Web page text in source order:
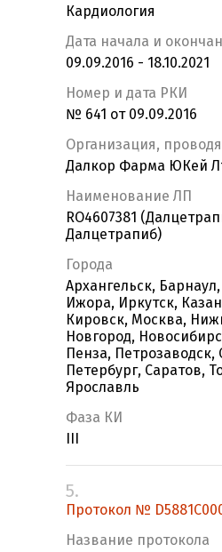
Кардиология
Дата начала и
09.09.2016 - 18.10.2021
Номер и дата РКИ
№ 641 от 09.09.2016
Организация,
Далкор Фарма ЮКей
Наименование ЛП
RO4607381
Далцетрапиб)
Города
Архангельск,
Ижора, Иркутск,
Кировск, Москва,
Новгород,
Пенза, Петрозаводск,
Петербург, Саратов,
Ярославль
Фаза КИ
5.
Протокол №
Название протокола